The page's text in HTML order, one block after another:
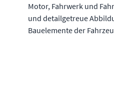
Motor, Fahrwerk und
und detailgetreue
Bauelemente der